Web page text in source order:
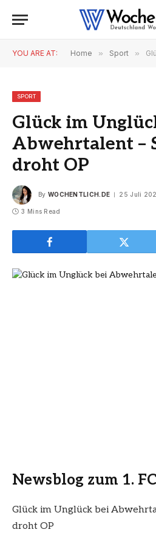
YOU ARE AT: Home » Sport »
SPORT
Glück im
Abwehrtalent –
droht OP
By WOCHENTLICH.DE 25 Juli
3 Mins Read
Newsblog zum 1.
Glück im Unglück bei
droht OP